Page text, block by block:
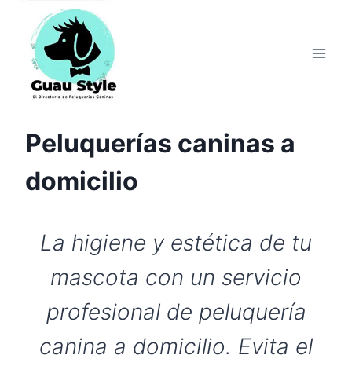
contenido
Peluquerías caninas a
domicilio
La higiene y estética de tu
mascota con un servicio
profesional de peluquería
canina a domicilio. Evita el